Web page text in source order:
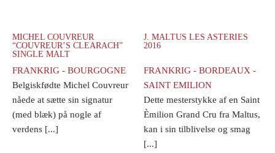
MICHEL COUVREUR
“COUVREUR’S CLEARACH”
SINGLE MALT
FRANKRIG - BOURGOGNE
Belgiskfødte Michel Couvreur
nåede at sætte sin signatur
(med blæk) på nogle af
verdens [...]
J. MALTUS LES ASTERIES
2016
FRANKRIG - BORDEAUX -
SAINT EMILION
Dette mesterstykke af en Saint
Èmilion Grand Cru fra Maltus,
kan i sin tilblivelse og smag
[...]